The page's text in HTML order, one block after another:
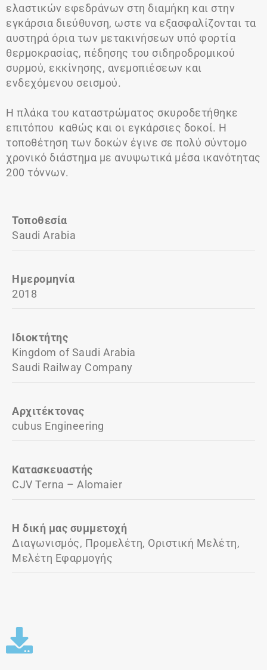
ελαστικών εφεδράνων στη διαμήκη και στην
εγκάρσια διεύθυνση, ωστε να εξασφαλίζονται τα
αυστηρά όρια των μετακινήσεων υπό φορτία
θερμοκρασίας, πέδησης του σιδηροδρομικού
συρμού, εκκίνησης, ανεμοπιέσεων και
ενδεχόμενου σεισμού.
Η πλάκα του καταστρώματος σκυροδετήθηκε
επιτόπου καθώς και οι εγκάρσιες δοκοί. Η
τοποθέτηση των δοκών έγινε σε πολύ σύντομο
χρονικό διάστημα με ανυψωτικά μέσα ικανότητας
200 τόννων.
Τοποθεσία
Saudi Arabia
Ημερομηνία
2018
Ιδιοκτήτης
Kingdom of Saudi Arabia
Saudi Railway Company
Αρχιτέκτονας
cubus Engineering
Κατασκευαστής
CJV Terna – Alomaier
Η δική μας συμμετοχή
Διαγωνισμός, Προμελέτη, Οριστική Μελέτη,
Μελέτη Εφαρμογής